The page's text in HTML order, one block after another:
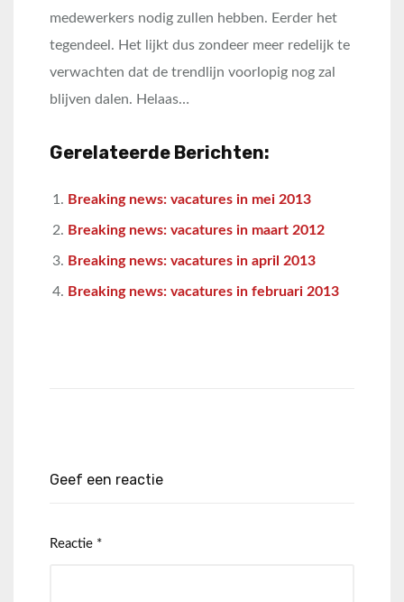
medewerkers nodig zullen hebben. Eerder het
tegendeel. Het lijkt dus zondeer meer redelijk te
verwachten dat de trendlijn voorlopig nog zal
blijven dalen. Helaas…
Gerelateerde Berichten:
Breaking news: vacatures in mei 2013
Breaking news: vacatures in maart 2012
Breaking news: vacatures in april 2013
Breaking news: vacatures in februari 2013
Geef een reactie
Reactie *